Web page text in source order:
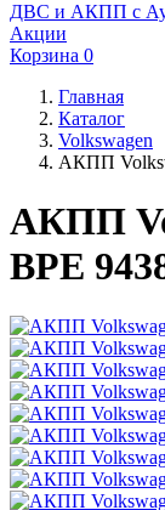
ДВС и АКПП с
Акции
Корзина 0
Главная
Каталог
Volkswagen
АКПП
АКПП
BPE